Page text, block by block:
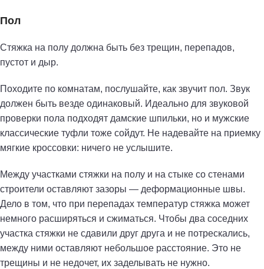
Пол
Стяжка на полу должна быть без трещин, перепадов,
пустот и дыр.
Походите по комнатам, послушайте, как звучит пол. Звук
должен быть везде одинаковый. Идеально для звуковой
проверки пола подходят дамские шпильки, но и мужские
классические туфли тоже сойдут. Не надевайте на приемку
мягкие кроссовки: ничего не услышите.
Между участками стяжки на полу и на стыке со стенами
строители оставляют зазоры — деформационные швы.
Дело в том, что при перепадах температур стяжка может
немного расширяться и сжиматься. Чтобы два соседних
участка стяжки не сдавили друг друга и не потрескались,
между ними оставляют небольшое расстояние. Это не
трещины и не недочет, их заделывать не нужно.